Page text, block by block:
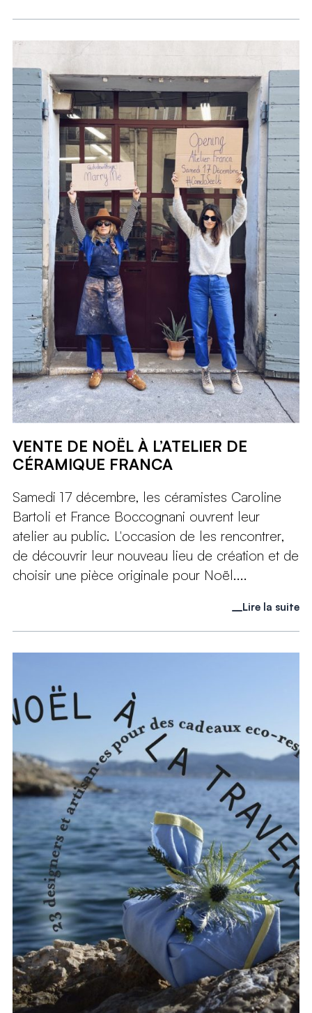
VENTE DE NOËL À L’ATELIER DE
CÉRAMIQUE FRANCA
Samedi 17 décembre, les céramistes Caroline
Bartoli et France Boccognani ouvrent leur
atelier au public. L'occasion de les rencontrer,
de découvrir leur nouveau lieu de création et de
choisir une pièce originale pour Noël....
Lire la suite